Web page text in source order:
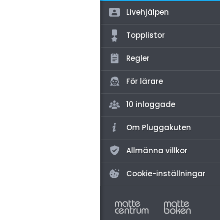
Livehjälpen
Topplistor
Regler
För lärare
10 inloggade
Om Pluggakuten
Allmänna villkor
Cookie-inställningar